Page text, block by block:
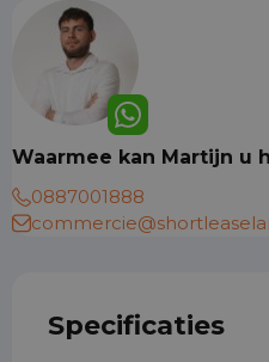
Waarmee kan Martijn u
0887001888
Specificaties